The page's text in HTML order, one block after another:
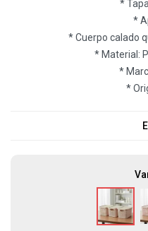
*
*
* Cuerpo calado
* Material:
*
*